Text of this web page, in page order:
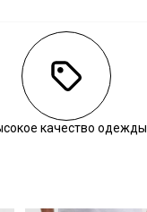
качество одежды